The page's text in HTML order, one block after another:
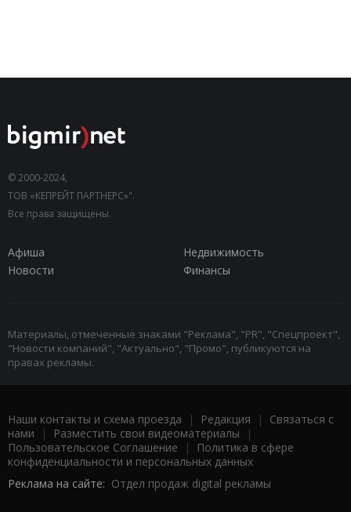
© 2000-2024,
ТОВ «КЕПРЕЙТ ПАРТНЕРС»".
Все права защищены.
Афиша
Недвижимость
Новости
Финансы
Материалы, отмеченные знаками "Реклама", "PR", "Спецпроект",
"Новости компаний", "Актуально", "Промо", публикуются на
правах рекламы.
Наши контакты и схема проезда | Редакция | Связаться с
нами | Разместить свои видеоматериалы |
Пользовательское Соглашение |
Политика в сфере
конфиденциальности и персональных данных
Реклама на сайте: Отдел продаж digital рекламы